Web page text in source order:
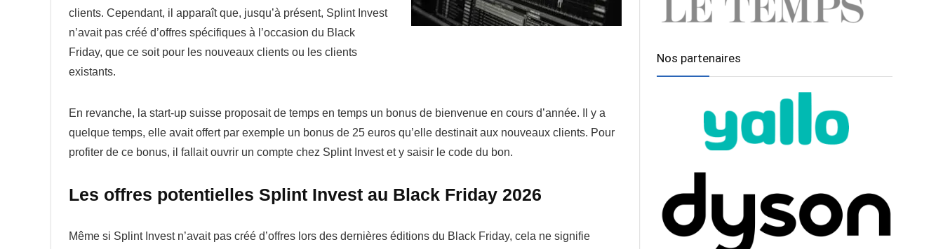
clients. Cependant, il apparaît que, jusqu’à présent, Splint Invest
n’avait pas créé d’offres spécifiques à l’occasion du Black
Friday, que ce soit pour les nouveaux clients ou les clients
existants.
En revanche, la start-up suisse proposait de temps en temps un bonus de bienvenue en cours d’année. Il y a
quelque temps, elle avait offert par exemple un bonus de 25 euros qu’elle destinait aux nouveaux clients. Pour
profiter de ce bonus, il fallait ouvrir un compte chez Splint Invest et y saisir le code du bon.
Les offres potentielles Splint Invest au Black Friday 2026
Même si Splint Invest n’avait pas créé d’offres lors des dernières éditions du Black Friday, cela ne signifie
Nos partenaires